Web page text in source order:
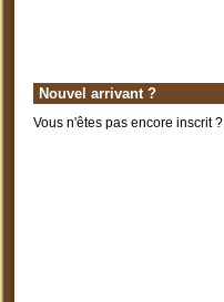
Nouvel arrivant ?
Vous n'êtes pas encore inscrit ?